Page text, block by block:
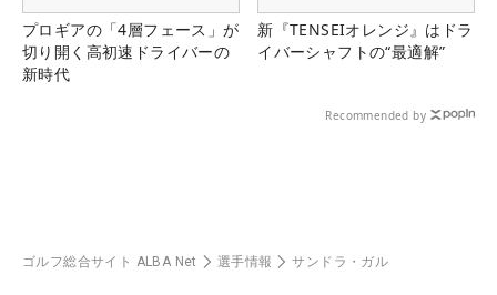
プロギアの「4層フェース」が
切り開く高初速ドライバーの
新時代
新『TENSEIオレンジ』はドラ
イバーシャフトの“最適解”
Recommended by
ゴルフ総合サイト ALBA Net 選手情報 サンドラ・ガル